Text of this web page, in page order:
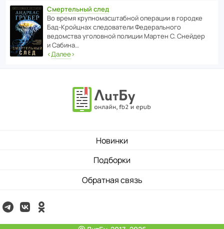
Смертельный след
Во время круп­но­мас­ш­та­бной операции в городке
Бад‑Крой­цнах следо­ва­тели Феде­раль­ного
ведомства уголо­вной полиции Мартен С. Снейдер
и Сабина…
‹Далее›
Новинки
Подборки
Обратная связь